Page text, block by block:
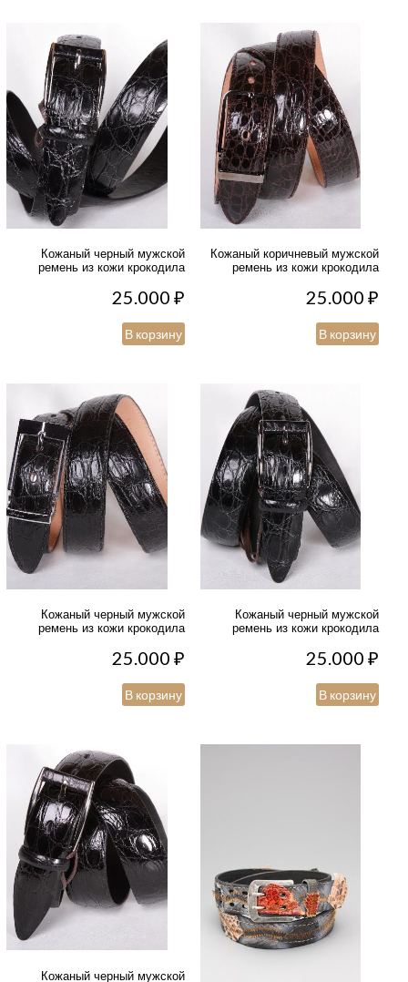
Кожаный черный мужской
ремень из кожи крокодила
25.000₽
В корзину
Кожаный коричневый мужской
ремень из кожи крокодила
25.000₽
В корзину
Кожаный черный мужской
ремень из кожи крокодила
25.000₽
В корзину
Кожаный черный мужской
ремень из кожи крокодила
25.000₽
В корзину
Кожаный черный мужской